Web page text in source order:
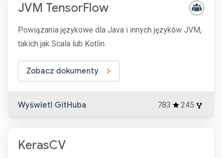
JVM TensorFlow
Powiązania językowe dla Java i innych języków JVM,
takich jak Scala lub Kotlin.
Zobacz dokumenty
Wyświetl GitHuba 783 245
KerasCV